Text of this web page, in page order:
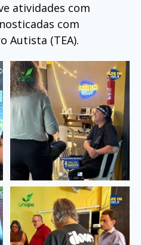
atividades com
com
Autista (TEA).